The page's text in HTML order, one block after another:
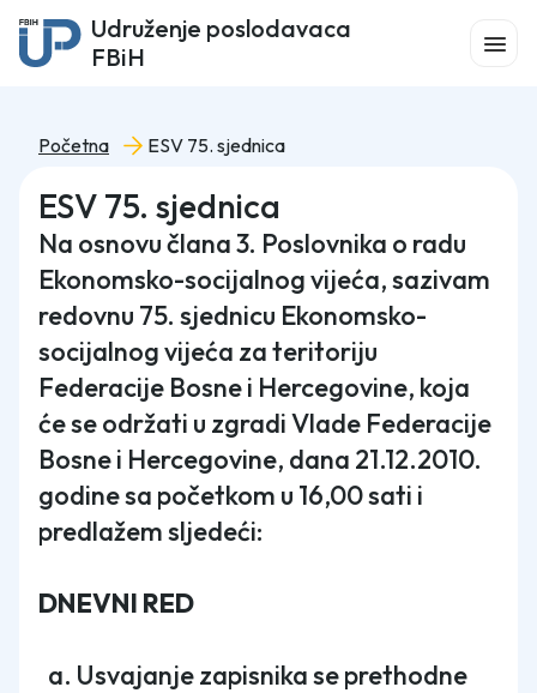
Udruženje poslodavaca
FBiH
Početna ESV 75. sjednica
ESV 75. sjednica
Na osnovu člana 3. Poslovnika o radu
Ekonomsko-socijalnog vijeća, sazivam
redovnu 75. sjednicu Ekonomsko-
socijalnog vijeća za teritoriju
Federacije Bosne i Hercegovine, koja
će se održati u zgradi Vlade Federacije
Bosne i Hercegovine, dana 21.12.2010.
godine sa početkom u 16,00 sati i
predlažem sljedeći:
DNEVNI RED
Usvajanje zapisnika se prethodne